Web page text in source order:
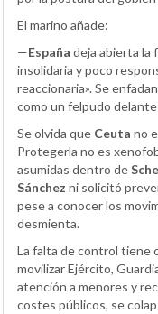
El marino añade:
—España deja abierta la
insolidaria y poco
reaccionaria». Se
como un felpudo delante
Se olvida que Ceuta no
Protegerla no es
asumidas dentro de
Sánchez ni solicitó
pese a conocer los
desmienta.
La falta de control tiene
movilizar Ejército,
atención a menores y
costes públicos, se